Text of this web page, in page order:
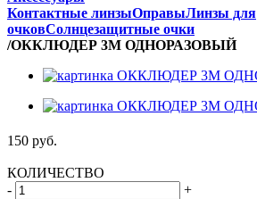
Контактные линзыОправыЛинзы для
очковСолнцезащитные очки
/ОККЛЮДЕР 3М ОДНОРАЗОВЫЙ
150 руб.
КОЛИЧЕСТВО
-
+